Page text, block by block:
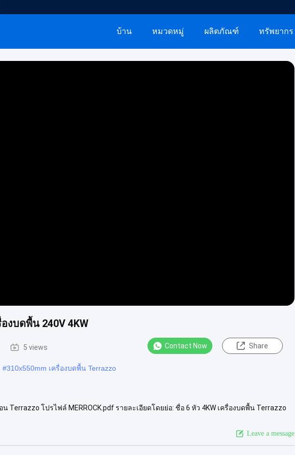
บ้าน หมวดหมู่ ผลิตภัณฑ์ ทรัพยากร
งบดพื้น 240V 4KW
5 views Contact Now Share
#310x550mm เครื่องบดพื้น Terrazzo
Terrazzo โปรไฟล์ MERROCK.pdf รายละเอียดโดยย่อ: ชื่อ 6 หัว 4KW เครื่องบดพื้น Terrazzo
Leave a message